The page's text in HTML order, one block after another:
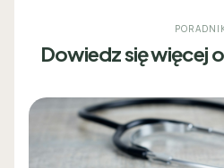
Dowiedz się więcej